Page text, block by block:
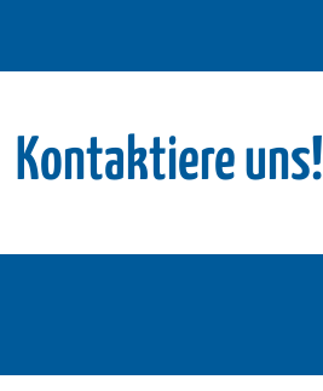
Kontaktiere uns!